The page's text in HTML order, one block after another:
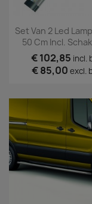
Set Van 2 Led
50 Cm Incl.
€ 102,85 incl.
€ 85,00 excl.